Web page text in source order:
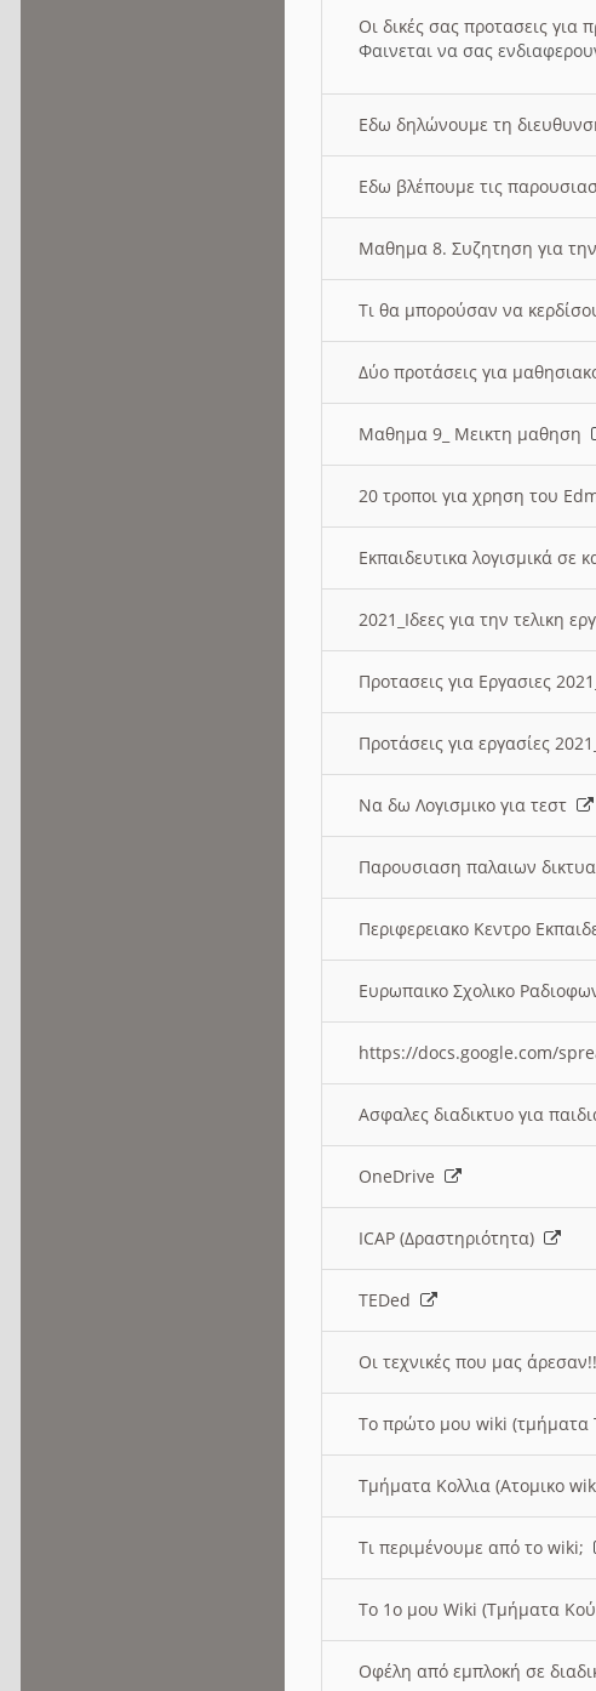
Οι δικές σας προτασεις
Φαινεται να σας
Εδω δηλώνουμε τη
Εδω βλέπουμε τις
Μαθημα 8. Συζητηση για
Τι θα μπορούσαν να
Δύο προτάσεις για
Μαθημα 9_ Μεικτη μαθηση
20 τροποι για χρηση του
Εκπαιδευτικα λογισμικά σε
2021_Ιδεες για την τελικη
Προτασεις για Εργασιες
Προτάσεις για εργασίες
Να δω Λογισμικο για τεστ
Παρουσιαση παλαιων
Περιφερειακο Κεντρο
Ευρωπαικο Σχολικο
https://docs.google.com/
Ασφαλες διαδικτυο για
OneDrive
ICAP (Δραστηριότητα)
TEDed
Οι τεχνικές που μας
Το πρώτο μου wiki (τμήματα
Τμήματα Κολλια (Ατομικο
Τι περιμένουμε από το wiki;
Το 1ο μου Wiki (Τμήματα
Οφέλη από εμπλοκή σε